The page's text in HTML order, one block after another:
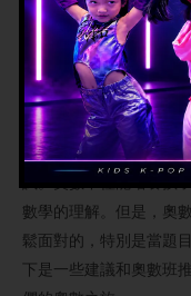
如何開始
當家長認識到奧數（數
試。奧數不僅能培養
數學的理解。但是，奧
鬆面對的，特別是當題
下是一些建議和奧數班